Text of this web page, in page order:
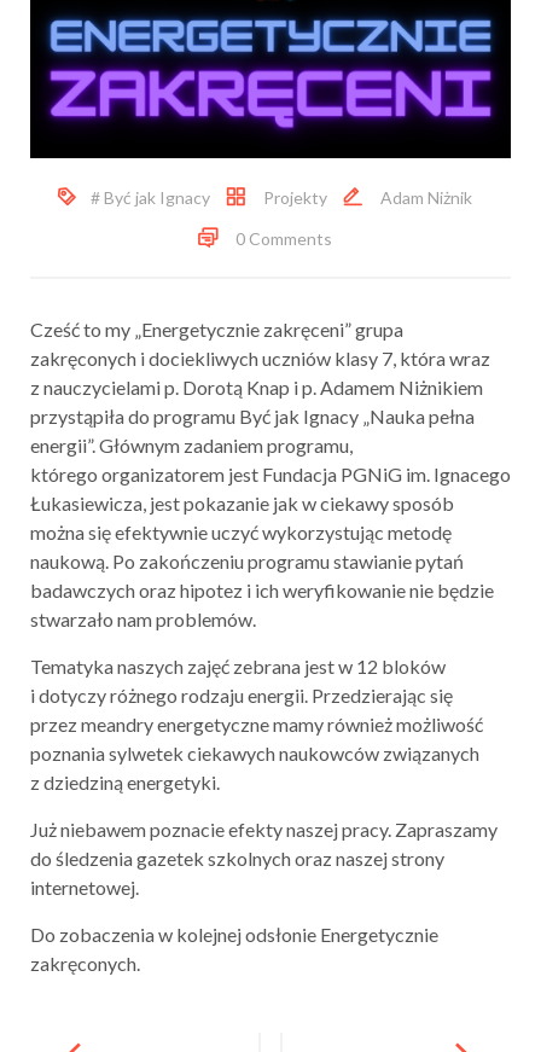
# Być jak Ignacy Projekty
Adam Niżnik
0 Comments
Cześć to my „Energetycznie zakręceni” grupa
zakręconych i dociekliwych uczniów klasy 7, która wraz
z nauczycielami p. Dorotą Knap i p. Adamem Niżnikiem
przystąpiła do programu Być jak Ignacy „Nauka pełna
energii”. Głównym zadaniem programu,
którego organizatorem jest Fundacja PGNiG im. Ignacego
Łukasiewicza, jest pokazanie jak w ciekawy sposób
można się efektywnie uczyć wykorzystując metodę
naukową. Po zakończeniu programu stawianie pytań
badawczych oraz hipotez i ich weryfikowanie nie będzie
stwarzało nam problemów.
Tematyka naszych zajęć zebrana jest w 12 bloków
i dotyczy różnego rodzaju energii. Przedzierając się
przez meandry energetyczne mamy również możliwość
poznania sylwetek ciekawych naukowców związanych
z dziedziną energetyki.
Już niebawem poznacie efekty naszej pracy. Zapraszamy
do śledzenia gazetek szkolnych oraz naszej strony
internetowej.
Do zobaczenia w kolejnej odsłonie Energetycznie
zakręconych.